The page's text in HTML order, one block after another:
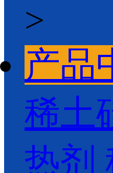
>
产品
稀土
热剂